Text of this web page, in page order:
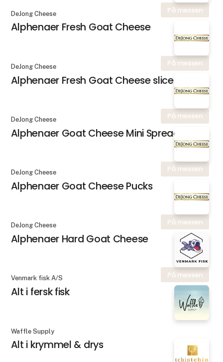
På messen
DeJong Cheese
Alphenaer Fresh Goat Cheese
På messen
DeJong Cheese
Alphenaer Fresh Goat Cheese slice
På messen
DeJong Cheese
Alphenaer Goat Cheese Mini Spread
På messen
DeJong Cheese
Alphenaer Goat Cheese Pucks
På messen
DeJong Cheese
Alphenaer Hard Goat Cheese
På messen
Venmark fisk A/S
Alt i fersk fisk
Waffle Supply
Alt i krymmel & drys